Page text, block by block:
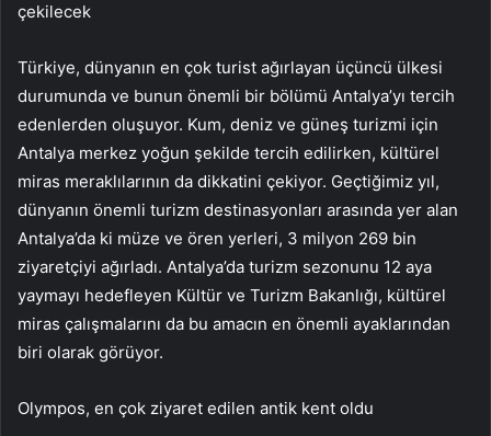
çekilecek
Türkiye, dünyanın en çok turist ağırlayan üçüncü ülkesi
durumunda ve bunun önemli bir bölümü Antalya’yı tercih
edenlerden oluşuyor. Kum, deniz ve güneş turizmi için
Antalya merkez yoğun şekilde tercih edilirken, kültürel
miras meraklılarının da dikkatini çekiyor. Geçtiğimiz yıl,
dünyanın önemli turizm destinasyonları arasında yer alan
Antalya’da ki müze ve ören yerleri, 3 milyon 269 bin
ziyaretçiyi ağırladı. Antalya’da turizm sezonunu 12 aya
yaymayı hedefleyen Kültür ve Turizm Bakanlığı, kültürel
miras çalışmalarını da bu amacın en önemli ayaklarından
biri olarak görüyor.
Olympos, en çok ziyaret edilen antik kent oldu